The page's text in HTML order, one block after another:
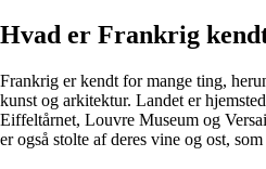
Hvad er Frankrig
Frankrig er kendt for mange ting,
kunst og arkitektur. Landet er
Eiffeltårnet, Louvre Museum og
er også stolte af deres vine og ost,